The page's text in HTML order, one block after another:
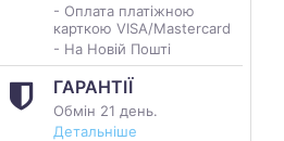
- Оплата платіжною
карткою VISA/Mastercard
- На Новій Пошті
ГАРАНТІЇ
Обмін 21 день.
Детальніше